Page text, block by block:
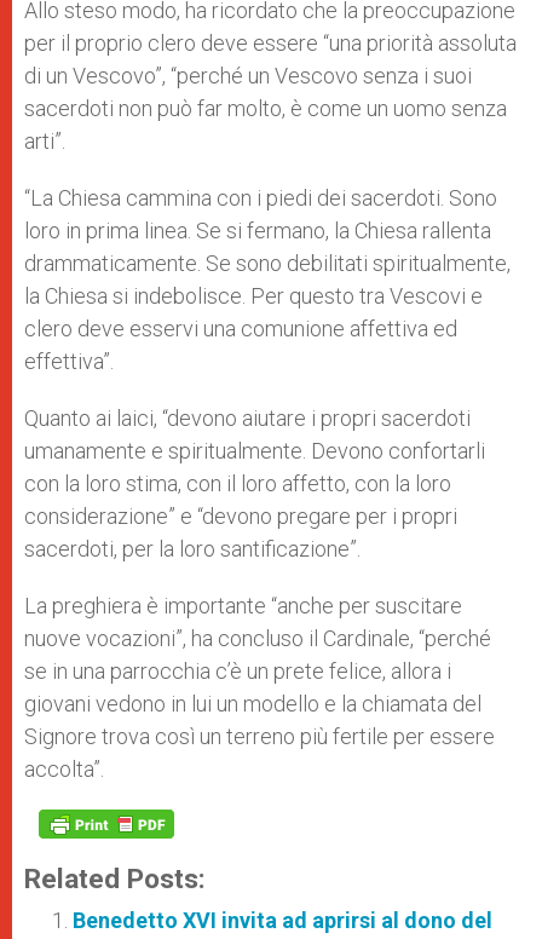
Allo steso modo, ha ricordato che la preoccupazione
per il proprio clero deve essere “una priorità assoluta
di un Vescovo”, “perché un Vescovo senza i suoi
sacerdoti non può far molto, è come un uomo senza
arti”.
“La Chiesa cammina con i piedi dei sacerdoti. Sono
loro in prima linea. Se si fermano, la Chiesa rallenta
drammaticamente. Se sono debilitati spiritualmente,
la Chiesa si indebolisce. Per questo tra Vescovi e
clero deve esservi una comunione affettiva ed
effettiva”.
Quanto ai laici, “devono aiutare i propri sacerdoti
umanamente e spiritualmente. Devono confortarli
con la loro stima, con il loro affetto, con la loro
considerazione” e “devono pregare per i propri
sacerdoti, per la loro santificazione”.
La preghiera è importante “anche per suscitare
nuove vocazioni”, ha concluso il Cardinale, “perché
se in una parrocchia c’è un prete felice, allora i
giovani vedono in lui un modello e la chiamata del
Signore trova così un terreno più fertile per essere
accolta”.
Related Posts:
Benedetto XVI invita ad aprirsi al dono del